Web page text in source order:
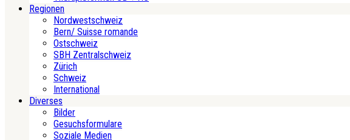
Regionen
Nordwestschweiz
Bern/ Suisse romande
Ostschweiz
SBH Zentralschweiz
Zürich
Schweiz
International
Diverses
Bilder
Gesuchsformulare
Soziale Medien